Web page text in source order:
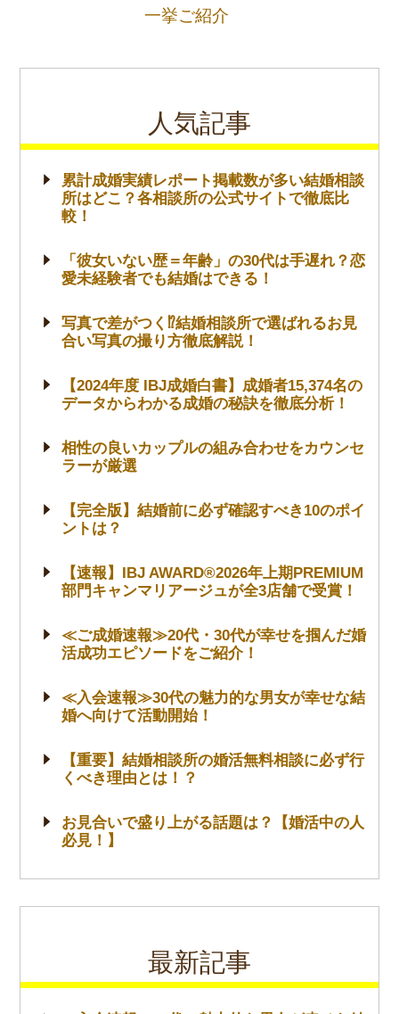
人気記事
累計成婚実績レポート掲載数が多い結婚相談
所はどこ？各相談所の公式サイトで徹底比
較！
「彼女いない歴＝年齢」の30代は手遅れ？恋
愛未経験者でも結婚はできる！
写真で差がつく⁉結婚相談所で選ばれるお見
合い写真の撮り方徹底解説！
【2024年度 IBJ成婚白書】成婚者15,374名の
データからわかる成婚の秘訣を徹底分析！
相性の良いカップルの組み合わせをカウンセ
ラーが厳選
【完全版】結婚前に必ず確認すべき10のポイ
ントは？
【速報】IBJ AWARD®2026年上期PREMIUM
部門キャンマリアージュが全3店舗で受賞！
≪ご成婚速報≫20代・30代が幸せを掴んだ婚
活成功エピソードをご紹介！
≪入会速報≫30代の魅力的な男女が幸せな結
婚へ向けて活動開始！
【重要】結婚相談所の婚活無料相談に必ず行
くべき理由とは！？
お見合いで盛り上がる話題は？【婚活中の人
必見！】
最新記事
一挙ご紹介